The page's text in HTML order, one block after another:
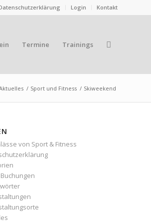
Login Kontakt
Termine Trainings
/ Sport und Fitness / Skiweekend
von Sport & Fitness